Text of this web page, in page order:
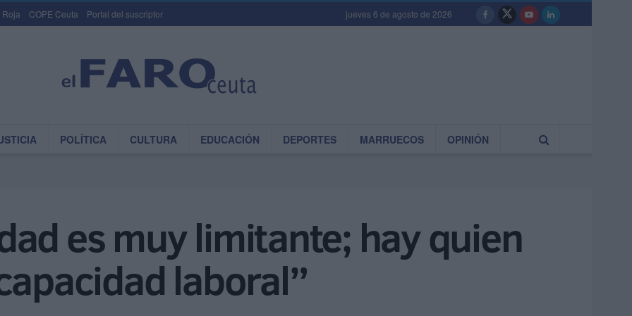
Roja COPE Ceuta Portal del suscriptor jueves 6 de agosto de 2026
POLÍTICA CULTURA EDUCACIÓN DEPORTES MARRUECOS OPINIÓN
es muy limitante; hay quien
laboral”